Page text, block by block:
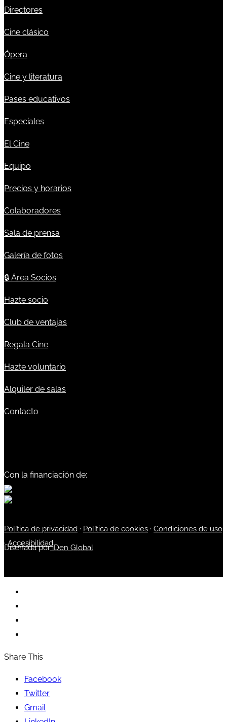
Directores
Cine clásico
Ópera
Cine y literatura
Pases educativos
Especiales
El Cine
Equipo
Precios y horarios
Colaboradores
Sala de prensa
Galería de fotos
🔒 Área Socios
Hazte socio
Club de ventajas
Regala Cine
Hazte voluntario
Alquiler de salas
Contacto
Con la financiación de:
Política de privacidad · Política de cookies · Condiciones de uso
·Accesibilidad
Diseñada poriDen Global
Share This
Facebook
Twitter
Gmail